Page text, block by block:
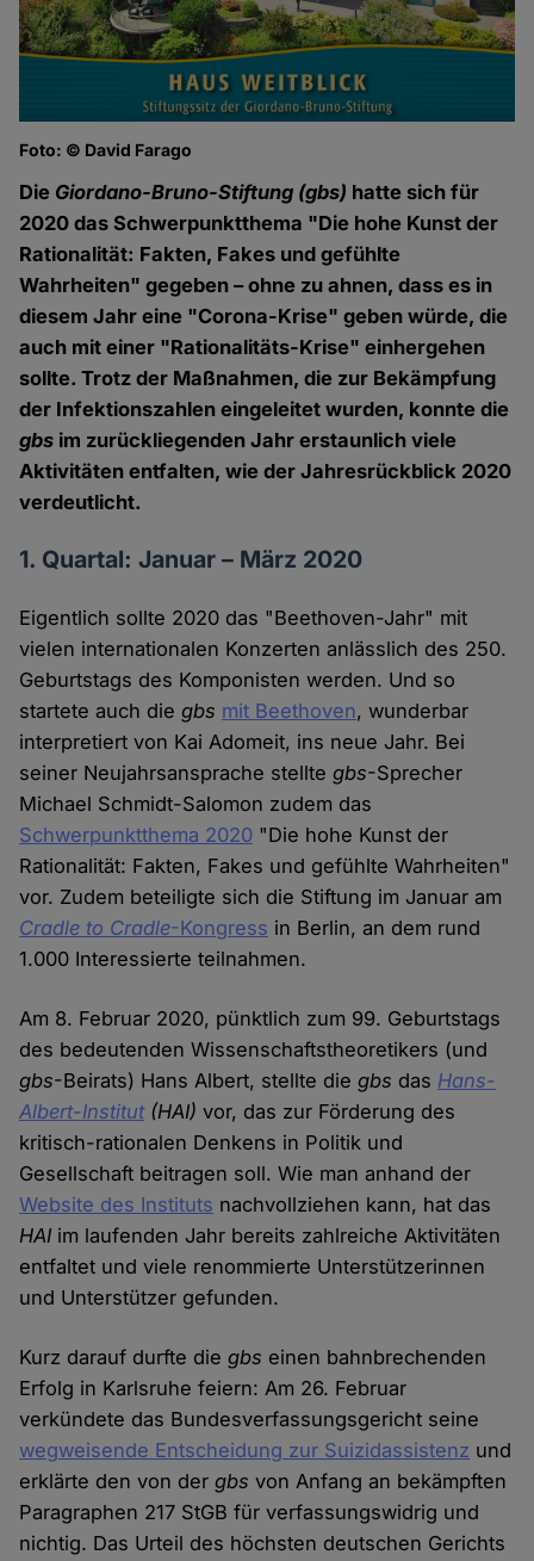
Foto: © David Farago
Die Giordano-Bruno-Stiftung (gbs) hatte sich für
2020 das Schwerpunktthema "Die hohe Kunst der
Rationalität: Fakten, Fakes und gefühlte
Wahrheiten" gegeben – ohne zu ahnen, dass es in
diesem Jahr eine "Corona-Krise" geben würde, die
auch mit einer "Rationalitäts-Krise" einhergehen
sollte. Trotz der Maßnahmen, die zur Bekämpfung
der Infektionszahlen eingeleitet wurden, konnte die
gbs im zurückliegenden Jahr erstaunlich viele
Aktivitäten entfalten, wie der Jahresrückblick 2020
verdeutlicht.
1. Quartal: Januar – März 2020
Eigentlich sollte 2020 das "Beethoven-Jahr" mit
vielen internationalen Konzerten anlässlich des 250.
Geburtstags des Komponisten werden. Und so
startete auch diegbs mit Beethoven, wunderbar
interpretiert von Kai Adomeit, ins neue Jahr. Bei
seiner Neujahrsansprache stelltegbs-Sprecher
Michael Schmidt-Salomon zudem das
Schwerpunktthema 2020 "Die hohe Kunst der
Rationalität: Fakten, Fakes und gefühlte Wahrheiten"
vor. Zudem beteiligte sich die Stiftung im Januar am
Cradle to Cradle-Kongress in Berlin, an dem rund
1.000 Interessierte teilnahmen.
Am 8. Februar 2020, pünktlich zum 99. Geburtstags
des bedeutenden Wissenschaftstheoretikers (und
gbs-Beirats) Hans Albert, stellte diegbs das Hans-
Albert-Institut (HAI) vor, das zur Förderung des
kritisch-rationalen Denkens in Politik und
Gesellschaft beitragen soll. Wie man anhand der
Website des Instituts nachvollziehen kann, hat das
HAI im laufenden Jahr bereits zahlreiche Aktivitäten
entfaltet und viele renommierte Unterstützerinnen
und Unterstützer gefunden.
Kurz darauf durfte diegbs einen bahnbrechenden
Erfolg in Karlsruhe feiern: Am 26. Februar
verkündete das Bundesverfassungsgericht seine
wegweisende Entscheidung zur Suizidassistenz und
erklärte den von dergbs von Anfang an bekämpften
Paragraphen 217 StGB für verfassungswidrig und
nichtig. Das Urteil des höchsten deutschen Gerichts